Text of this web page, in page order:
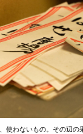
使わないもの。その辺の